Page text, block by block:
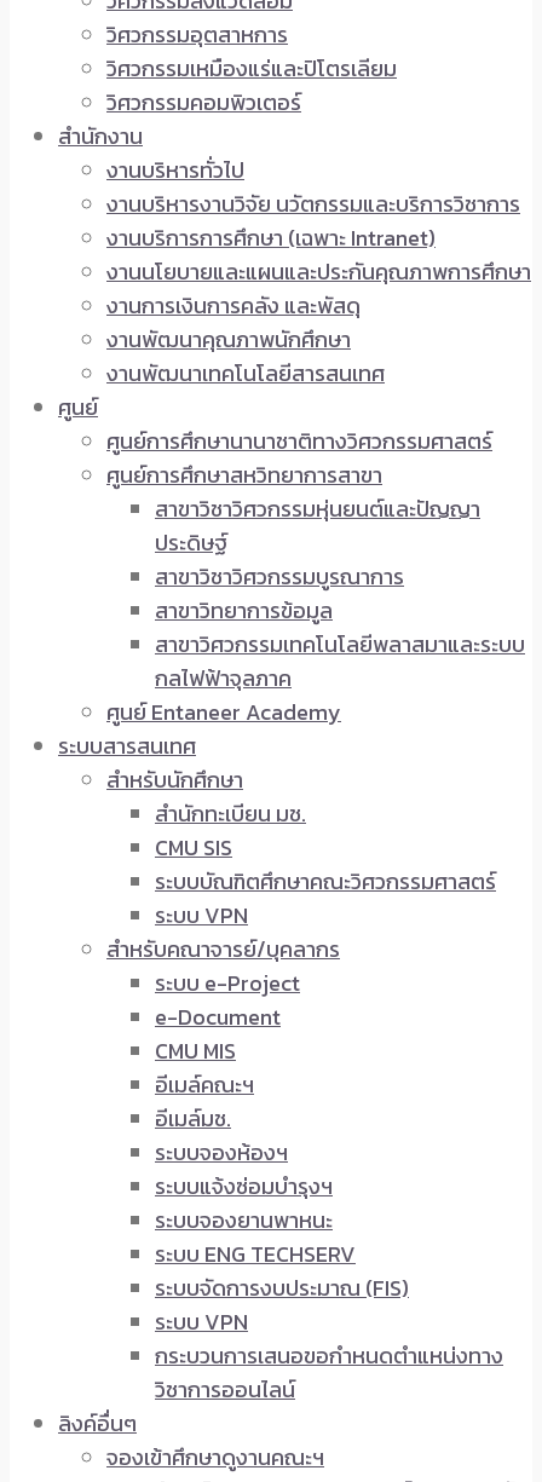
วิศวกรรมอุตสาหการ
วิศวกรรมเหมืองแร่และปิโตรเลียม
วิศวกรรมคอมพิวเตอร์
สำนักงาน
งานบริหารทั่วไป
งานบริหารงานวิจัย นวัตกรรมและบริการวิชาการ
งานบริการการศึกษา (เฉพาะ Intranet)
งานนโยบายและแผนและประกันคุณภาพการศึกษา
งานการเงินการคลัง และพัสดุ
งานพัฒนาคุณภาพนักศึกษา
งานพัฒนาเทคโนโลยีสารสนเทศ
ศูนย์
ศูนย์การศึกษานานาชาติทางวิศวกรรมศาสตร์
ศูนย์การศึกษาสหวิทยาการสาขา
สาขาวิชาวิศวกรรมหุ่นยนต์และปัญญา
ประดิษฐ์
สาขาวิชาวิศวกรรมบูรณาการ
สาขาวิทยาการข้อมูล
สาขาวิศวกรรมเทคโนโลยีพลาสมาและระบบ
กลไฟฟ้าจุลภาค
ศูนย์ Entaneer Academy
ระบบสารสนเทศ
สำหรับนักศึกษา
สำนักทะเบียน มช.
CMU SIS
ระบบบัณฑิตศึกษาคณะวิศวกรรมศาสตร์
ระบบ VPN
สำหรับคณาจารย์/บุคลากร
ระบบ e-Project
e-Document
CMU MIS
อีเมล์คณะฯ
อีเมล์มช.
ระบบจองห้องฯ
ระบบแจ้งซ่อมบำรุงฯ
ระบบจองยานพาหนะ
ระบบ ENG TECHSERV
ระบบจัดการงบประมาณ (FIS)
ระบบ VPN
กระบวนการเสนอขอกำหนดตำแหน่งทาง
วิชาการออนไลน์
ลิงค์อื่นๆ
จองเข้าศึกษาดูงานคณะฯ